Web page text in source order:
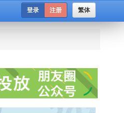
繁体
登录 注册